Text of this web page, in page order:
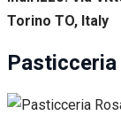
Torino TO, Italy